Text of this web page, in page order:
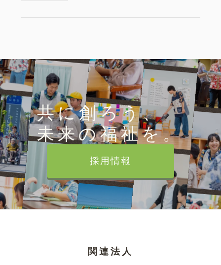
共に創ろう、
未来の福祉を。
採用情報
関連法人